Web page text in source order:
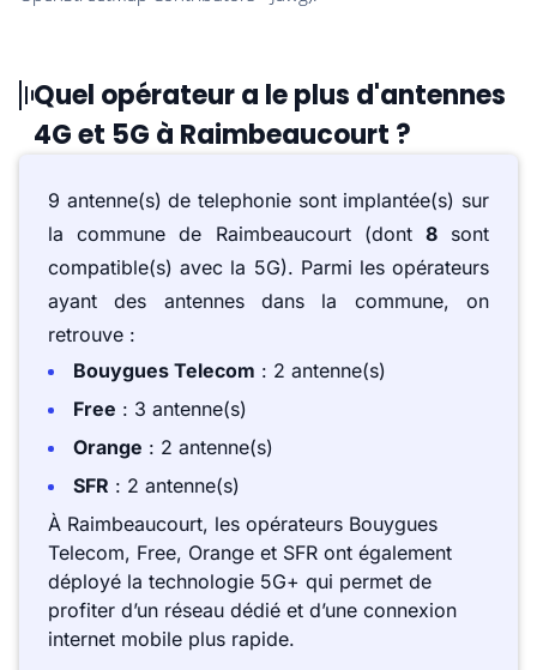
Quel opérateur a le plus d'antennes
4G et 5G à Raimbeaucourt ?
9 antenne(s) de telephonie sont implantée(s) sur
la commune de Raimbeaucourt (dont 8sont
compatible(s) avec la 5G). Parmi les opérateurs
ayant des antennes dans la commune, on
retrouve :
Bouygues Telecom : 2 antenne(s)
Free : 3 antenne(s)
Orange : 2 antenne(s)
SFR : 2 antenne(s)
À Raimbeaucourt, les opérateurs Bouygues
Telecom, Free, Orange et SFR ont également
déployé la technologie 5G+ qui permet de
profiter d’un réseau dédié et d’une connexion
internet mobile plus rapide.